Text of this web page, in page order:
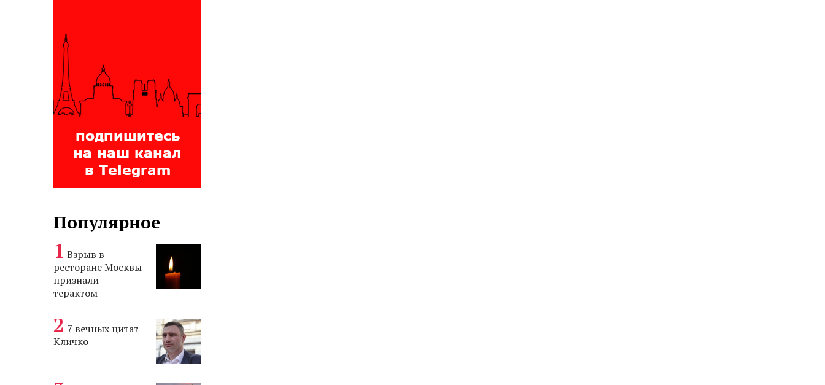
Популярное
Взрыв в
ресторане Москвы
признали
терактом
7 вечных цитат
Кличко